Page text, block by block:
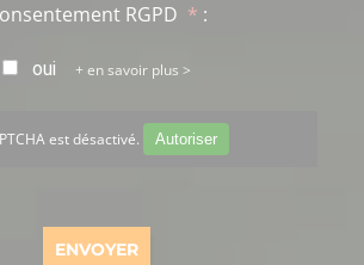
* :
oui en savoir plus >
est désactivé. Autoriser